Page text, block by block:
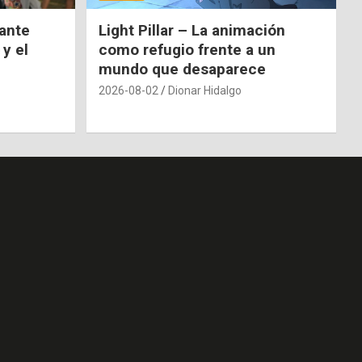
el
Light Pillar – La animación
como refugio frente a un
mundo que desaparece
2026-08-02 Dionar Hidalgo